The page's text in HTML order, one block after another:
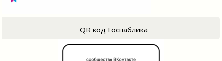
QR код Госпаблика